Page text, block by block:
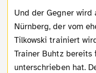
Und der Gegner wird
Nürnberg, der vom
Tilkowski trainiert
Trainer Buhtz bereits
unterschrieben hat.